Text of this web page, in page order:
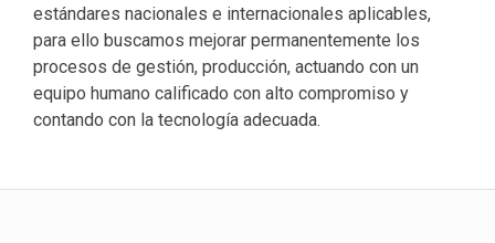
estándares nacionales e internacionales aplicables,
para ello buscamos mejorar permanentemente los
procesos de gestión, producción, actuando con un
equipo humano calificado con alto compromiso y
contando con la tecnología adecuada.